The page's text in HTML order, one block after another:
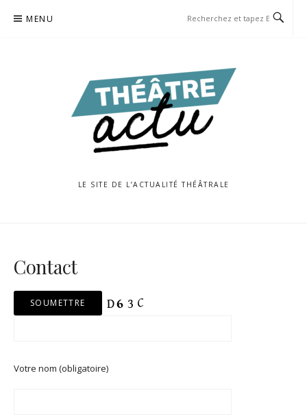
MENU
LE SITE DE L’ACTUALITÉ THÉÂTRALE
Contact
Votre nom (obligatoire)